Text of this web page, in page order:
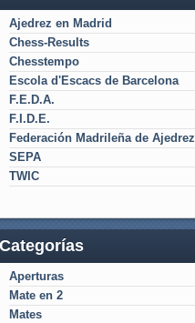
Ajedrez en Madrid
Chess-Results
Chesstempo
Escola d'Escacs de Barcelona
F.E.D.A.
F.I.D.E.
Federación Madrileña de Ajedrez
SEPA
TWIC
Categorías
Aperturas
Mate en 2
Mates